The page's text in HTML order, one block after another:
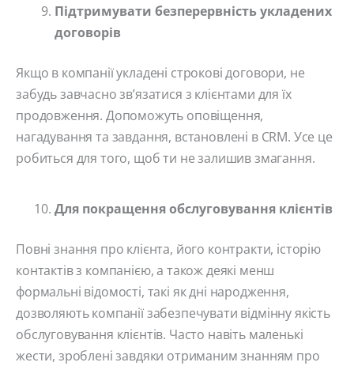
Підтримувати безперервність укладених
договорів
Якщо в компанії укладені строкові договори, не
забудь завчасно зв’язатися з клієнтами для їх
продовження. Допоможуть оповіщення,
нагадування та завдання, встановлені в CRM. Усе це
робиться для того, щоб ти не залишив змагання.
Для покращення обслуговування клієнтів
Повні знання про клієнта, його контракти, історію
контактів з компанією, а також деякі менш
формальні відомості, такі як дні народження,
дозволяють компанії забезпечувати відмінну якість
обслуговування клієнтів. Часто навіть маленькі
жести, зроблені завдяки отриманим знанням про